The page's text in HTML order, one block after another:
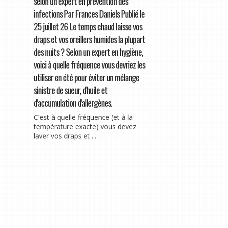
infections Par Frances Daniels Publié le
25 juillet 26 Le temps chaud laisse vos
draps et vos oreillers humides la plupart
des nuits ? Selon un expert en hygiène,
voici à quelle fréquence vous devriez les
utiliser en été pour éviter un mélange
sinistre de sueur, d'huile et
d'accumulation d'allergènes.
C'est à quelle fréquence (et à la
température exacte) vous devez
laver vos draps et ...